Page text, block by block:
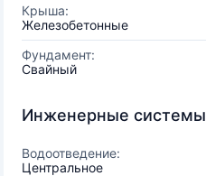
Крыша:
Железобетонные
Фундамент:
Свайный
Инженерные системы
Водоотведение:
Центральное